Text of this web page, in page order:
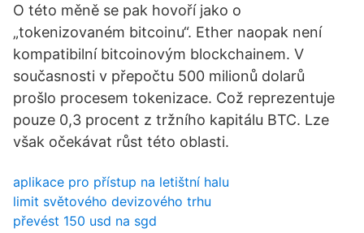
O této měně se pak hovoří jako o
„tokenizovaném bitcoinu“. Ether naopak není
kompatibilní bitcoinovým blockchainem. V
současnosti v přepočtu 500 milionů dolarů
prošlo procesem tokenizace. Což reprezentuje
pouze 0,3 procent z tržního kapitálu BTC. Lze
však očekávat růst této oblasti.
aplikace pro přístup na letištní halu
limit světového devizového trhu
převést 150 usd na sgd